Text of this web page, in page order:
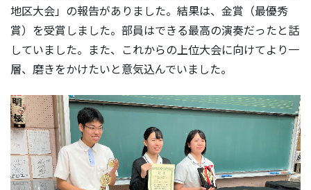
地区大会」の報告がありました。結果は、金賞（最優秀
賞）を受賞しました。部員はできる最高の演奏だったと話
していました。また、これからの上位大会に向けてより一
層、磨きをかけたいと意気込んでいました。